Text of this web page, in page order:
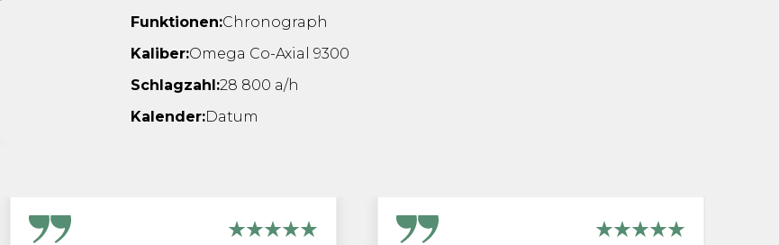
Funktionen:Chronograph
Kaliber:Omega Co-Axial 9300
Schlagzahl:28 800 a/h
Kalender:Datum